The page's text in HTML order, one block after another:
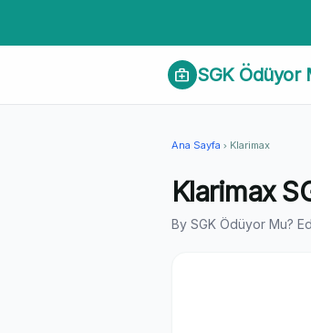
medical_services SGK Ödüyor
Ana Sayfa chevron_right Klarimax
Klarimax
By SGK Ödüyor Mu?